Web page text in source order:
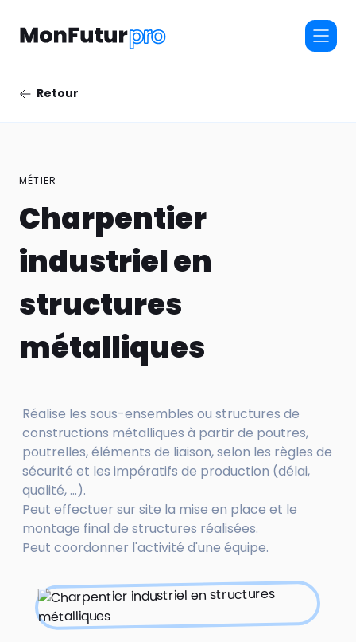
Retour
MÉTIER
Charpentier
industriel en
structures
métalliques
Réalise les sous-ensembles ou structures de
constructions métalliques à partir de poutres,
poutrelles, éléments de liaison, selon les règles de
sécurité et les impératifs de production (délai,
qualité, ...).
Peut effectuer sur site la mise en place et le
montage final de structures réalisées.
Peut coordonner l'activité d'une équipe.